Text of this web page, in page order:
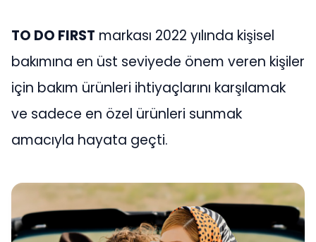
TO DO FIRST markası 2022 yılında kişisel
bakımına en üst seviyede önem veren kişiler
için bakım ürünleri ihtiyaçlarını karşılamak
ve sadece en özel ürünleri sunmak
amacıyla hayata geçti.